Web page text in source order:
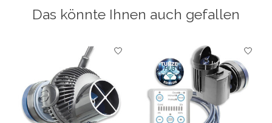
Das könnte Ihnen auch gefallen
Produkt-Karussell-Artikel